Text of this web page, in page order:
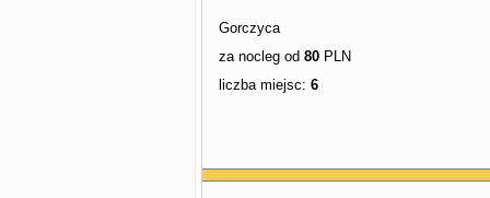
Gorczyca
za nocleg od 80PLN
liczba miejsc: 6